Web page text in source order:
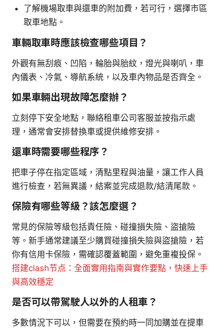
了解機場取車與還車的附加費，若可行，選擇市區
取車地點。
車輛取車時應該檢查哪些項目？
外觀有無刮痕、凹陷，輪胎與胎紋，燈光與喇叭，車
內儀表、冷氣、導航系統，以及車內物品是否齊全。
如果車輛出現故障怎麼辦？
立刻停下安全地點，聯絡租車公司客服並按指示處
理，通常會安排替換車或提供維修安排。
還車時需要哪些程序？
把車子停在指定區域，清點里程與油量，讓工作人員
進行檢查，若無異議，結案並完成退款/結清尾款。
保險有哪些等級？該怎麼選？
常見的保險等級包括責任險、碰撞損失險、盜搶險
等。新手通常建議至少購買碰撞損失險與盜搶險，若
你有信用卡保險，需確認覆蓋範圍，避免重複投保。
搭建clash节点：全面實用指南與實作要點，快速上手
與高效穩定
是否可以帶駕駛人以外的人租車？
多數情況下可以，但需要在預約時一同加購並在提車